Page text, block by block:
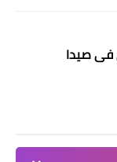
في صيدا